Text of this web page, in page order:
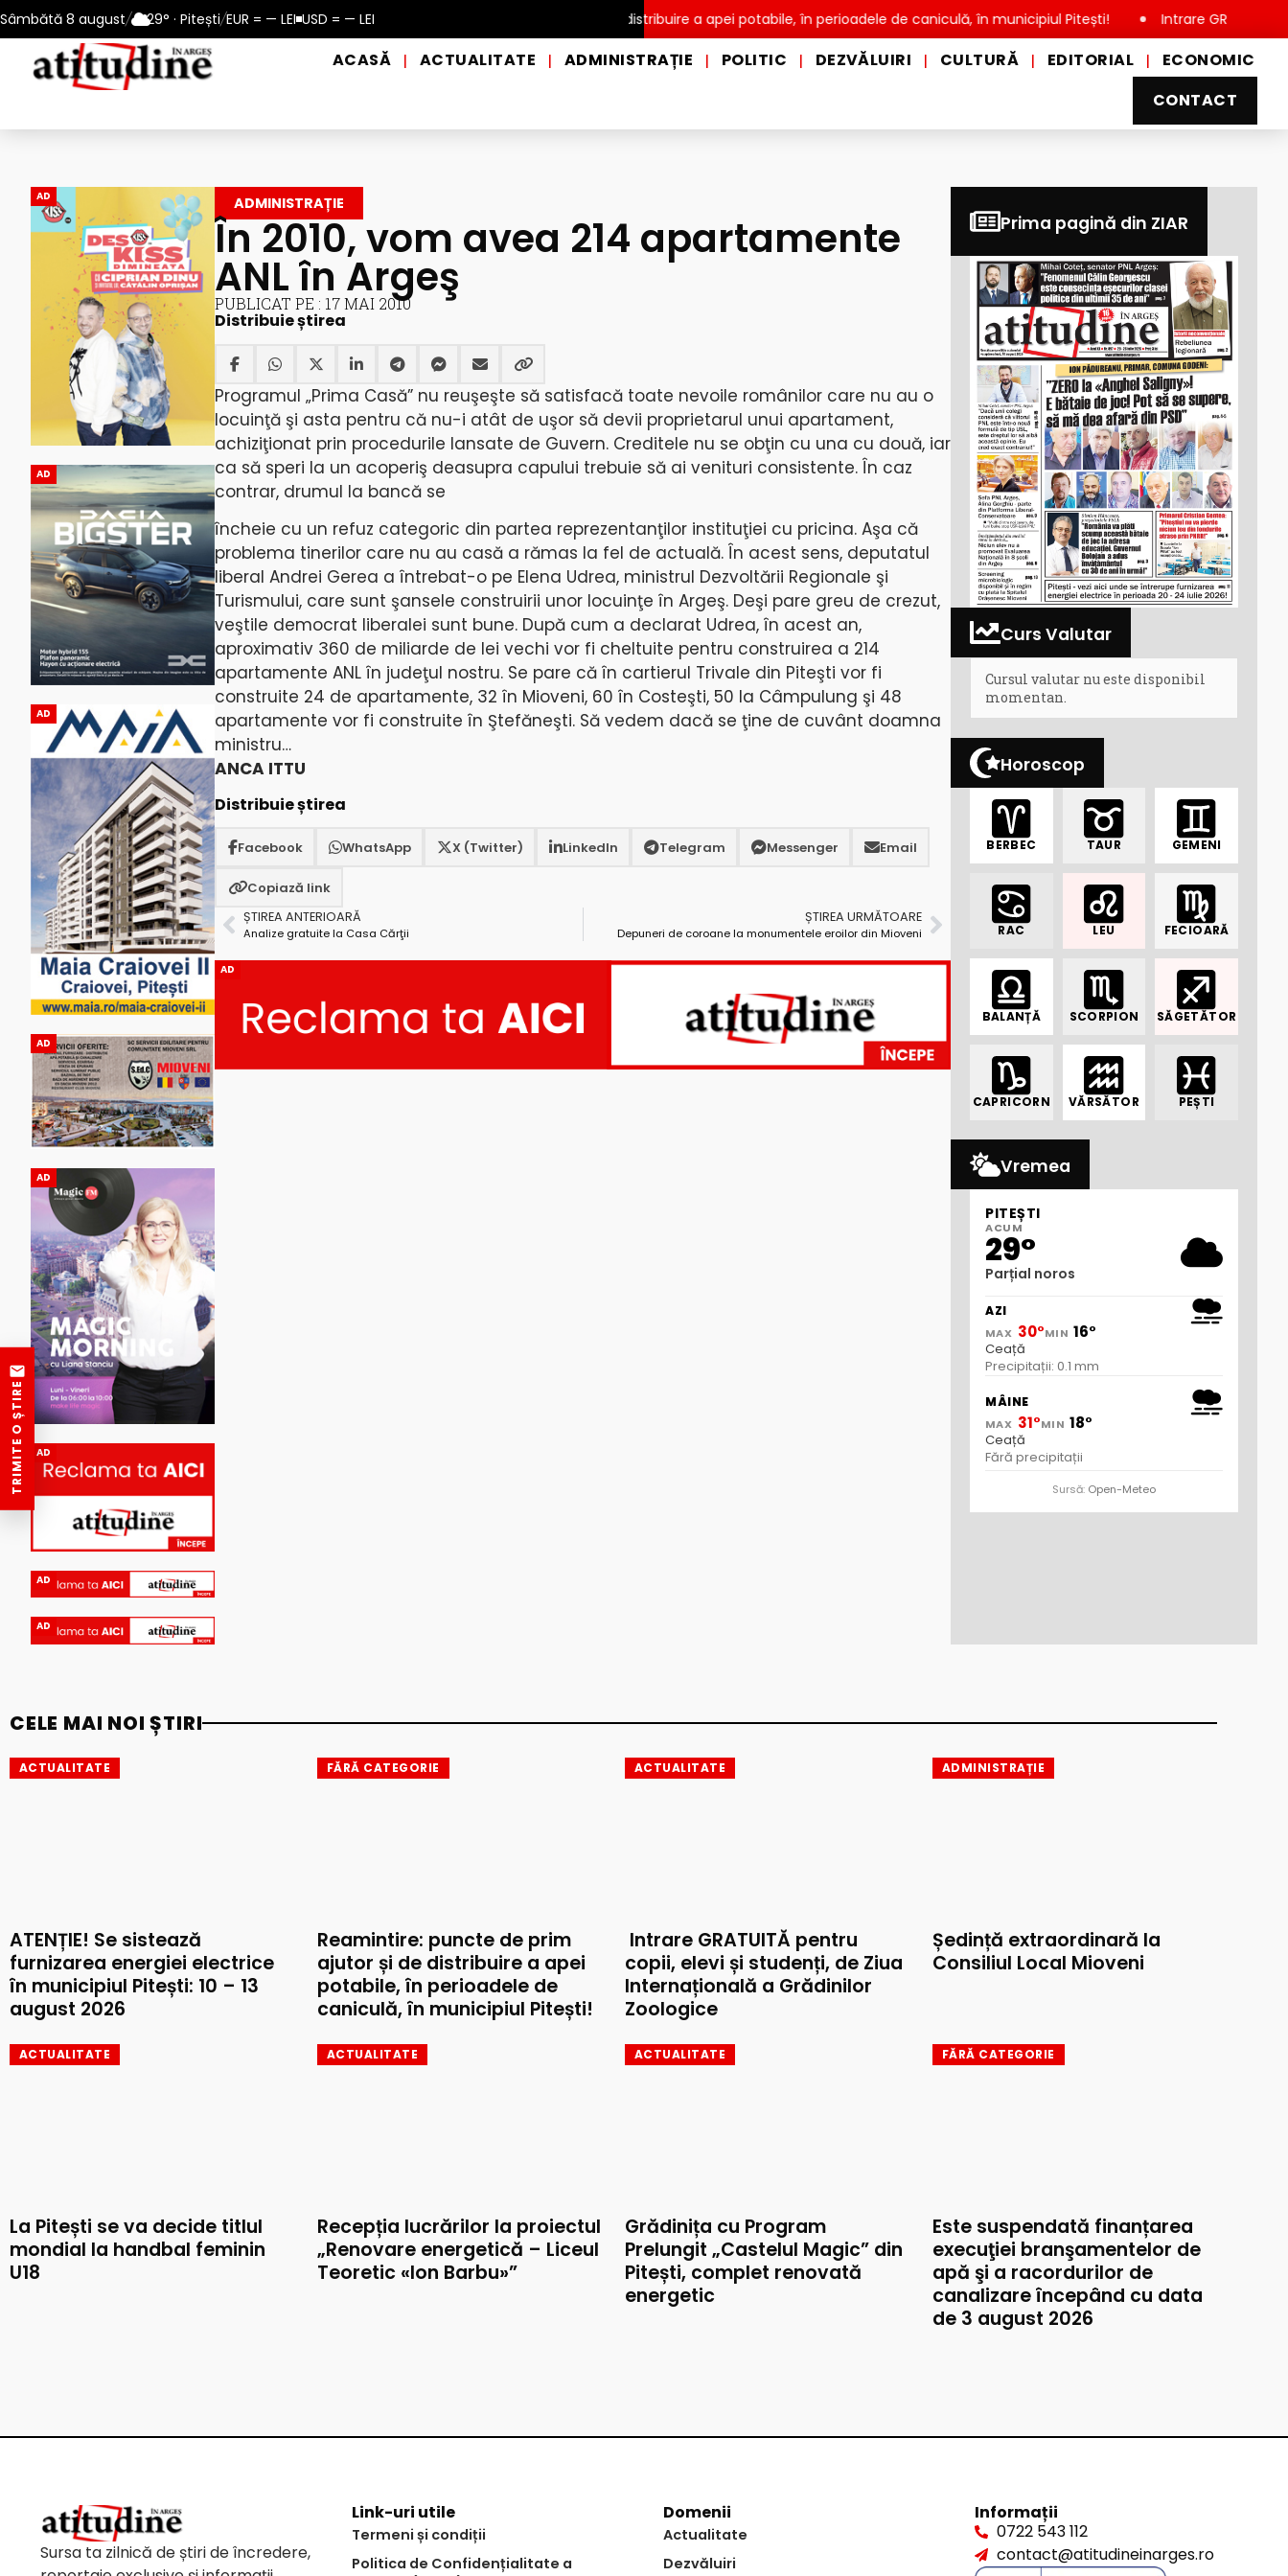
Sâmbătă 8 august/ 29° · Pitești/EUR = — LEI USD = — LEI
municipiul Pitești: 10 – 13 august 2026 Reamintire: puncte de prim ajutor și de distribuire a apei potabile, în perioadele de caniculă, în municipiul Pitești! Intrare GRATUITĂ pentru
ACASĂ | ACTUALITATE | ADMINISTRAȚIE | POLITIC | DEZVĂLUIRI | CULTURĂ | EDITORIAL |
ECONOMIC
CONTACT
AD
AD
AD
AD
AD
AD
AD
AD
ADMINISTRAȚIE
În 2010, vom avea 214 apartamente
ANL în Argeş
PUBLICAT PE : 17 MAI 2010
Distribuie știrea
Programul „Prima Casă” nu reuşeşte să satisfacă toate nevoile românilor care nu au o
locuinţă şi asta pentru că nu-i atât de uşor să devii proprietarul unui apartament,
achiziţionat prin procedurile lansate de Guvern. Creditele nu se obţin cu una cu două, iar
ca să speri la un acoperiş deasupra capului trebuie să ai venituri consistente. În caz
contrar, drumul la bancă se
încheie cu un refuz categoric din partea reprezentanţilor instituţiei cu pricina. Aşa că
problema tinerilor care nu au casă a rămas la fel de actuală. În acest sens, deputatul
liberal Andrei Gerea a întrebat-o pe Elena Udrea, ministrul Dezvoltării Regionale şi
Turismului, care sunt şansele construirii unor locuinţe în Argeş. Deşi pare greu de crezut,
veştile democrat liberalei sunt bune. După cum a declarat Udrea, în acest an,
aproximativ 360 de miliarde de lei vechi vor fi cheltuite pentru construirea a 214
apartamente ANL în judeţul nostru. Se pare că în cartierul Trivale din Piteşti vor fi
construite 24 de apartamente, 32 în Mioveni, 60 în Costeşti, 50 la Câmpulung şi 48
apartamente vor fi construite în Ştefăneşti. Să vedem dacă se ţine de cuvânt doamna
ministru…
ANCA ITTU
Distribuie știrea
Facebook WhatsApp X (Twitter) LinkedIn Telegram Messenger Email
Copiază link
ȘTIREA ANTERIOARĂ
Analize gratuite la Casa Cărţii
ȘTIREA URMĂTOARE
Depuneri de coroane la monumentele eroilor din Mioveni
AD
Prima pagină din ZIAR
Curs Valutar
Cursul valutar nu este disponibil
momentan.
Horoscop
BERBEC TAUR GEMENI
RAC LEU FECIOARĂ
BALANȚĂ SCORPION SĂGETĂTOR
CAPRICORN VĂRSĂTOR PEȘTI
Vremea
PITEȘTI
ACUM
29°
Parțial noros
AZI
MAX 30°MIN 16°
Ceață
Precipitații: 0.1 mm
MÂINE
MAX 31°MIN 18°
Ceață
Fără precipitații
Sursă: Open-Meteo
CELE MAI NOI ȘTIRI
ACTUALITATE
ATENȚIE! Se sistează
furnizarea energiei electrice
în municipiul Pitești: 10 – 13
august 2026
FĂRĂ CATEGORIE
Reamintire: puncte de prim
ajutor și de distribuire a apei
potabile, în perioadele de
caniculă, în municipiul Pitești!
ACTUALITATE
Intrare GRATUITĂ pentru
copii, elevi și studenți, de Ziua
Internațională a Grădinilor
Zoologice
ADMINISTRAȚIE
Ședință extraordinară la
Consiliul Local Mioveni
ACTUALITATE
La Pitești se va decide titlul
mondial la handbal feminin
U18
ACTUALITATE
Recepția lucrărilor la proiectul
„Renovare energetică – Liceul
Teoretic «Ion Barbu»”
ACTUALITATE
Grădinița cu Program
Prelungit „Castelul Magic” din
Pitești, complet renovată
energetic
FĂRĂ CATEGORIE
Este suspendată finanțarea
execuţiei branşamentelor de
apă şi a racordurilor de
canalizare începând cu data
de 3 august 2026
Sursa ta zilnică de știri de încredere,
Link-uri utile
Termeni și condiții
Politica de Confidențialitate a
Domenii
Actualitate
Dezvăluiri
Informații
0722 543 112
contact@atitudineinarges.ro
TRIMITE O ȘTIRE